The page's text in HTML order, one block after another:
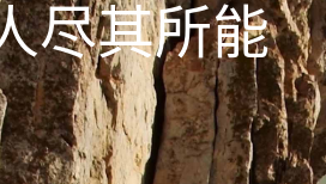
尽其所能